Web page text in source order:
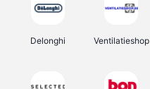
Delonghi Ventilatieshop